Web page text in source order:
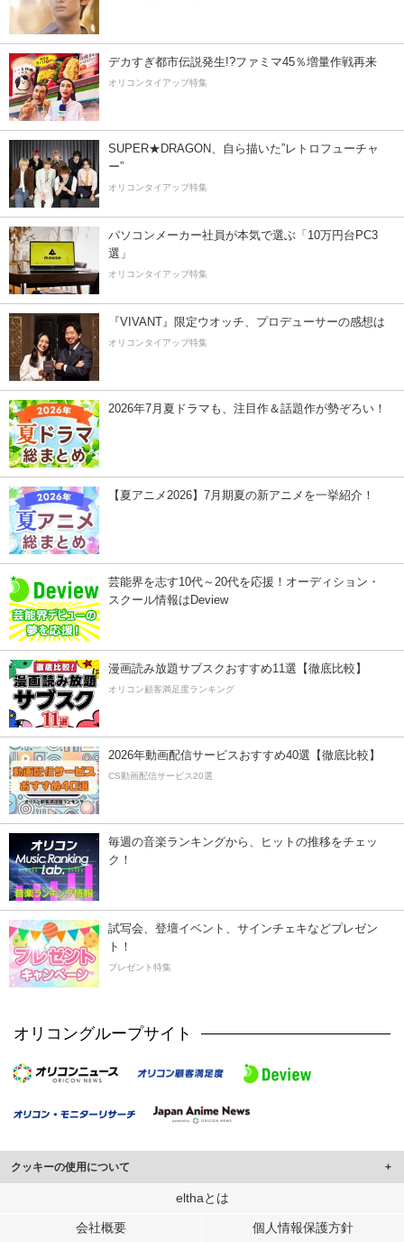
デカすぎ都市伝説発生!?ファミマ45％増量作戦再来
オリコンタイアップ特集
SUPER★DRAGON、自ら描いた”レトロフューチャ
ー”
オリコンタイアップ特集
パソコンメーカー社員が本気で選ぶ「10万円台PC3
選」
オリコンタイアップ特集
『VIVANT』限定ウオッチ、プロデューサーの感想は
オリコンタイアップ特集
2026年7月夏ドラマも、注目作＆話題作が勢ぞろい！
【夏アニメ2026】7月期夏の新アニメを一挙紹介！
芸能界を志す10代～20代を応援！オーディション・
スクール情報はDeview
漫画読み放題サブスクおすすめ11選【徹底比較】
オリコン顧客満足度ランキング
2026年動画配信サービスおすすめ40選【徹底比較】
CS動画配信サービス20選
毎週の音楽ランキングから、ヒットの推移をチェッ
ク！
試写会、登壇イベント、サインチェキなどプレゼン
ト！
プレゼント特集
オリコングループサイト
クッキーの使用について
このサイトでは Cookie を使用して、ユーザーに合わせたコンテンツや広告の
行っています。
elthaとは
会社概要 個人情報保護方針